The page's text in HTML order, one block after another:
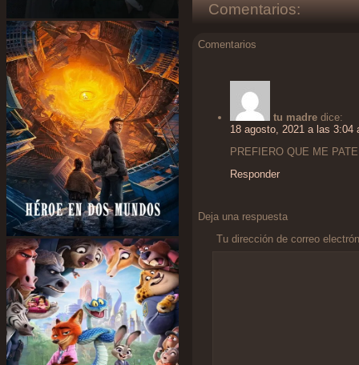
Comentarios:
Comentarios
tu madre dice:
18 agosto, 2021 a las 3:04
PREFIERO QUE ME
Responder
Deja una respuesta
Tu dirección de correo